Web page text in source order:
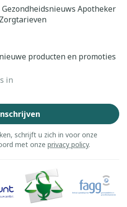
Gezondheidsnieuws Apotheker
Zorgtarieven
producten en promoties
schrijft u zich in voor onze
met onze privacy policy.